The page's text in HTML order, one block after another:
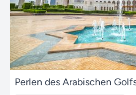
Perlen des Arabischen